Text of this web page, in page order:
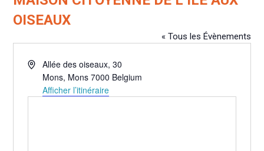
OISEAUX
« Tous les Évènements
AdresseAllée des oiseaux, 30
Mons, Mons 7000 Belgium
Afficher l’itinéraire